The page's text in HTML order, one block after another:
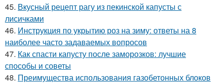
45. Вкусный рецепт рагу из пекинской капусты с
лисичками
46. Инструкция по укрытию роз на зиму: ответы на 8
наиболее часто задаваемых вопросов
47. Как спасти капусту после заморозков: лучшие
способы и советы
48. Преимущества использования газобетонных блоков